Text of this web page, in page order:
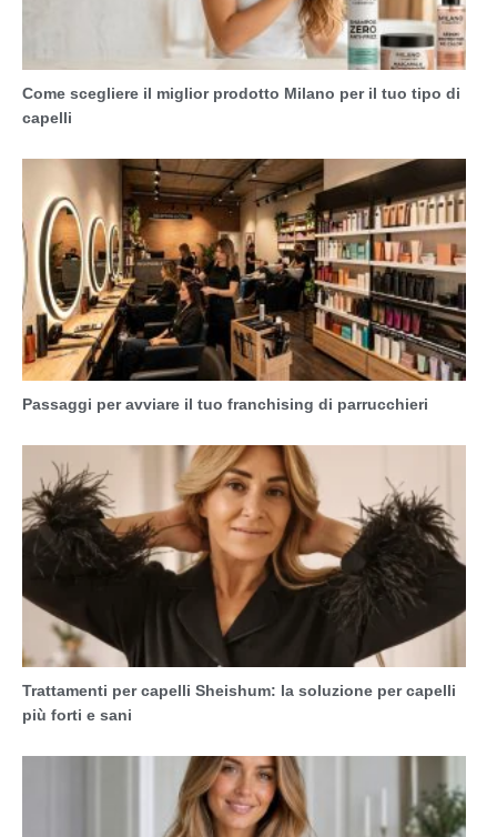
Come scegliere il miglior prodotto Milano per il tuo tipo di
capelli
Passaggi per avviare il tuo franchising di parrucchieri
Trattamenti per capelli Sheishum: la soluzione per capelli
più forti e sani